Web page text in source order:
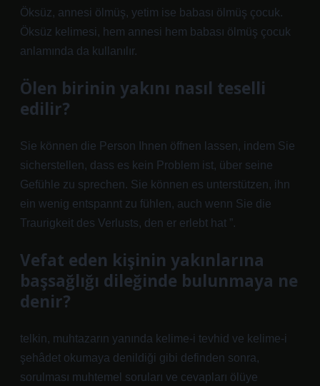
Öksüz, annesi ölmüş, yetim ise babası ölmüş çocuk.
Öksüz kelimesi, hem annesi hem babası ölmüş çocuk
anlamında da kullanılır.
Ölen birinin yakını nasıl teselli
edilir?
Sie können die Person Ihnen öffnen lassen, indem Sie
sicherstellen, dass es kein Problem ist, über seine
Gefühle zu sprechen. Sie können es unterstützen, ihn
ein wenig entspannt zu fühlen, auch wenn Sie die
Traurigkeit des Verlusts, den er erlebt hat ”.
Vefat eden kişinin yakınlarına
başsağlığı dileğinde bulunmaya ne
denir?
telkin, muhtazarın yanında kelime-i tevhid ve kelime-i
şehâdet okumaya denildiği gibi definden sonra,
sorulması muhtemel soruları ve cevapları ölüye